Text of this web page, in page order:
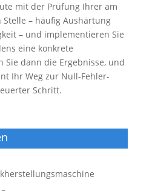
mit der Prüfung Ihrer am
– häufig Aushärtung
– und implementieren Sie
eine konkrete
Sie dann die Ergebnisse, und
Ihr Weg zur Null-Fehler-
Schritt.